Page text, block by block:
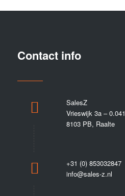
Contact info
SalesZ
Vrieswijk 3a – 0.041
8103 PB, Raalte
+31 (0) 853032847
info@sales-z.nl